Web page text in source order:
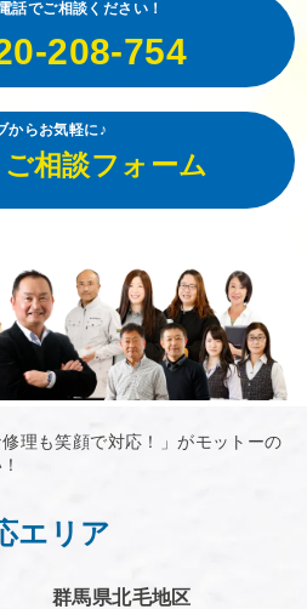
話でご相談ください！
208-754
からお気軽に♪
相談フォーム
理も笑顔で対応！」がモットーの
エリア
群馬県北毛地区